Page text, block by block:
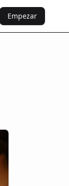
deesitfrpt nlsq
Empezar